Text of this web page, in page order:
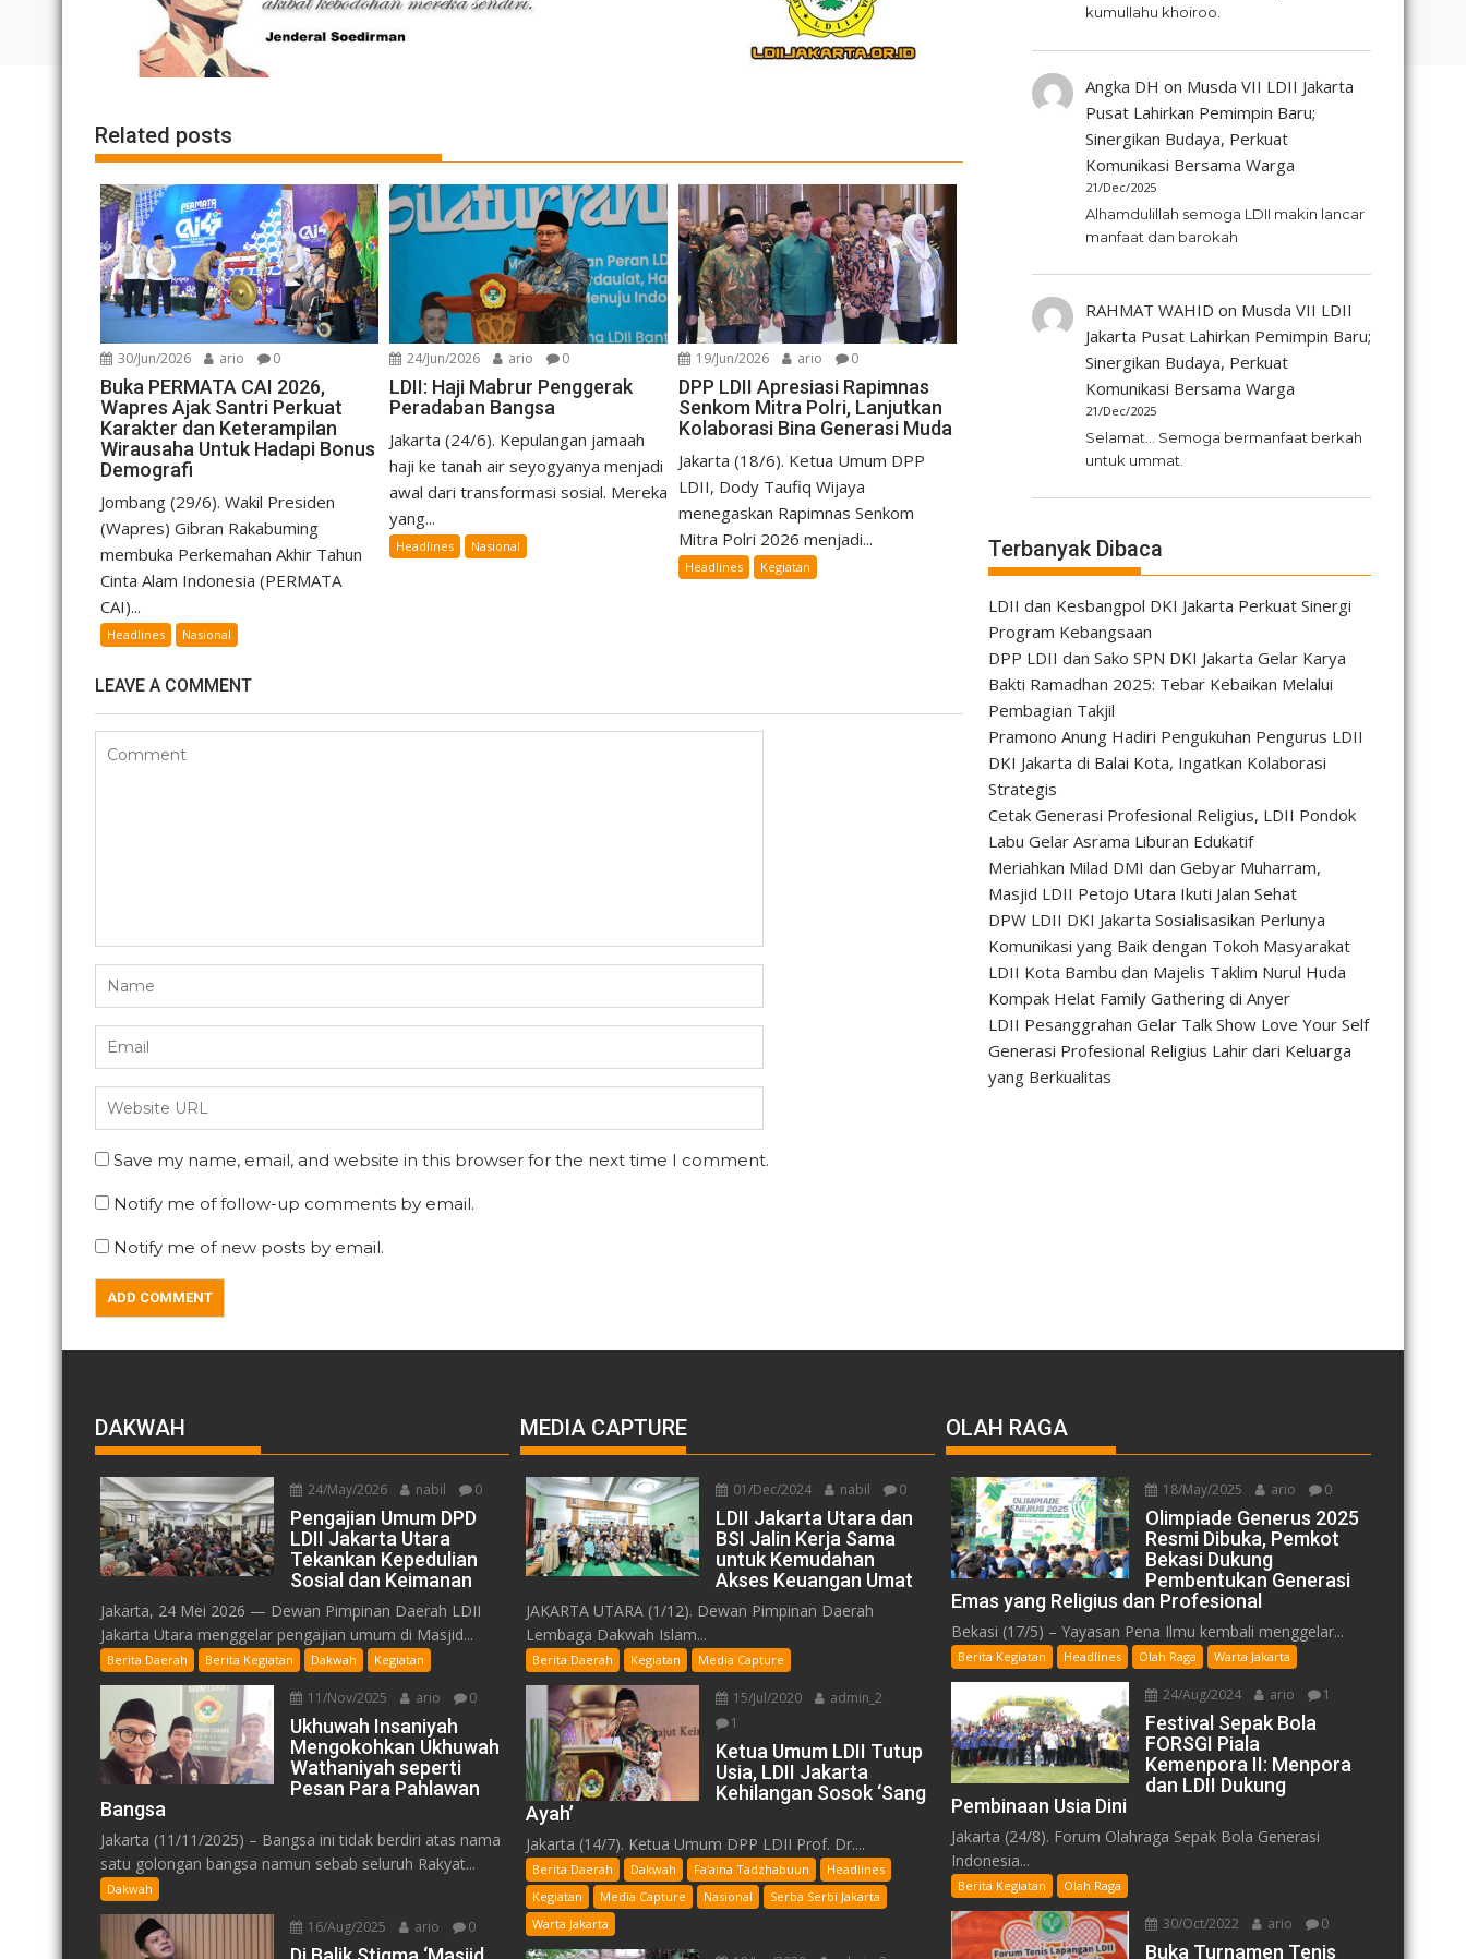
Related posts
30/Jun/2026 ario 0
Buka PERMATA CAI 2026,
Wapres Ajak Santri Perkuat
Karakter dan Keterampilan
Wirausaha Untuk Hadapi Bonus
Demografi
Jombang (29/6). Wakil Presiden
(Wapres) Gibran Rakabuming
membuka Perkemahan Akhir Tahun
Cinta Alam Indonesia (PERMATA
CAI)...
Headlines Nasional
24/Jun/2026 ario 0
LDII: Haji Mabrur Penggerak
Peradaban Bangsa
Jakarta (24/6). Kepulangan jamaah
haji ke tanah air seyogyanya menjadi
awal dari transformasi sosial. Mereka
yang...
Headlines Nasional
19/Jun/2026 ario 0
DPP LDII Apresiasi Rapimnas
Senkom Mitra Polri, Lanjutkan
Kolaborasi Bina Generasi Muda
Jakarta (18/6). Ketua Umum DPP
LDII, Dody Taufiq Wijaya
menegaskan Rapimnas Senkom
Mitra Polri 2026 menjadi...
Headlines Kegiatan
LEAVE A COMMENT
Save my name, email, and website in this browser for the next time I comment.
Notify me of follow-up comments by email.
Notify me of new posts by email.
kumullahu khoiroo.
Angka DH on Musda VII LDII Jakarta
Pusat Lahirkan Pemimpin Baru;
Sinergikan Budaya, Perkuat
Komunikasi Bersama Warga
21/Dec/2025
Alhamdulillah semoga LDII makin lancar
manfaat dan barokah
RAHMAT WAHID on Musda VII LDII
Jakarta Pusat Lahirkan Pemimpin Baru;
Sinergikan Budaya, Perkuat
Komunikasi Bersama Warga
21/Dec/2025
Selamat... Semoga bermanfaat berkah
untuk ummat.
Terbanyak Dibaca
LDII dan Kesbangpol DKI Jakarta Perkuat Sinergi
Program Kebangsaan
DPP LDII dan Sako SPN DKI Jakarta Gelar Karya
Bakti Ramadhan 2025: Tebar Kebaikan Melalui
Pembagian Takjil
Pramono Anung Hadiri Pengukuhan Pengurus LDII
DKI Jakarta di Balai Kota, Ingatkan Kolaborasi
Strategis
Cetak Generasi Profesional Religius, LDII Pondok
Labu Gelar Asrama Liburan Edukatif
Meriahkan Milad DMI dan Gebyar Muharram,
Masjid LDII Petojo Utara Ikuti Jalan Sehat
DPW LDII DKI Jakarta Sosialisasikan Perlunya
Komunikasi yang Baik dengan Tokoh Masyarakat
LDII Kota Bambu dan Majelis Taklim Nurul Huda
Kompak Helat Family Gathering di Anyer
LDII Pesanggrahan Gelar Talk Show Love Your Self
Generasi Profesional Religius Lahir dari Keluarga
yang Berkualitas
DAKWAH
24/May/2026 nabil 0
Pengajian Umum DPD
LDII Jakarta Utara
Tekankan Kepedulian
Sosial dan Keimanan
Jakarta, 24 Mei 2026 — Dewan Pimpinan Daerah LDII
Jakarta Utara menggelar pengajian umum di Masjid...
Berita Daerah Berita Kegiatan Dakwah Kegiatan
11/Nov/2025 ario 0
Ukhuwah Insaniyah
Mengokohkan Ukhuwah
Wathaniyah seperti
Pesan Para Pahlawan
Bangsa
Jakarta (11/11/2025) – Bangsa ini tidak berdiri atas nama
satu golongan bangsa namun sebab seluruh Rakyat...
Dakwah
16/Aug/2025 ario 0
MEDIA CAPTURE
01/Dec/2024 nabil 0
LDII Jakarta Utara dan
BSI Jalin Kerja Sama
untuk Kemudahan
Akses Keuangan Umat
JAKARTA UTARA (1/12). Dewan Pimpinan Daerah
Lembaga Dakwah Islam...
Berita Daerah Kegiatan Media Capture
15/Jul/2020
admin_2
1
Ketua Umum LDII Tutup
Usia, LDII Jakarta
Kehilangan Sosok ‘Sang
Ayah’
Jakarta (14/7). Ketua Umum DPP LDII Prof. Dr....
Berita Daerah Dakwah Fa'aina Tadzhabuun
Headlines
Kegiatan
Media Capture Nasional
Serba Serbi Jakarta
Warta Jakarta
OLAH RAGA
18/May/2025 ario 0
Olimpiade Generus 2025
Resmi Dibuka, Pemkot
Bekasi Dukung
Pembentukan Generasi
Emas yang Religius dan Profesional
Bekasi (17/5) – Yayasan Pena Ilmu kembali menggelar...
Berita Kegiatan Headlines Olah Raga Warta Jakarta
24/Aug/2024 ario 1
Festival Sepak Bola
FORSGI Piala
Kemenpora II: Menpora
dan LDII Dukung
Pembinaan Usia Dini
Jakarta (24/8). Forum Olahraga Sepak Bola Generasi
Indonesia...
Berita Kegiatan Olah Raga
30/Oct/2022 ario 0
Buka Turnamen Tenis